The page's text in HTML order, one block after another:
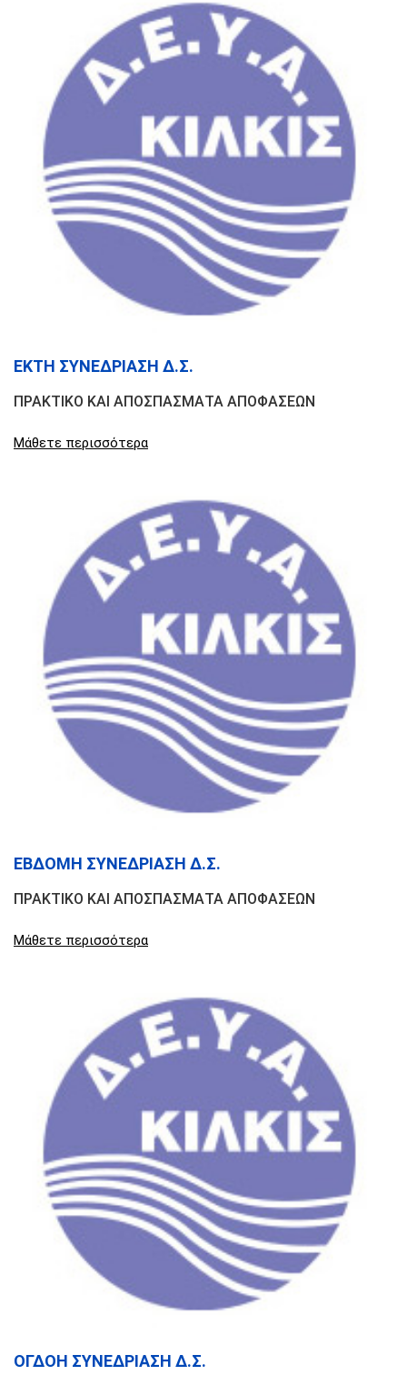
ΕΚΤΗ ΣΥΝΕΔΡΙΑΣΗ Δ.Σ.
ΠΡΑΚΤΙΚΟ ΚΑΙ ΑΠΟΣΠΑΣΜΑΤΑ ΑΠΟΦΑΣΕΩΝ
Μάθετε περισσότερα
ΕΒΔΟΜΗ ΣΥΝΕΔΡΙΑΣΗ Δ.Σ.
ΠΡΑΚΤΙΚΟ ΚΑΙ ΑΠΟΣΠΑΣΜΑΤΑ ΑΠΟΦΑΣΕΩΝ
Μάθετε περισσότερα
ΟΓΔΟΗ ΣΥΝΕΔΡΙΑΣΗ Δ.Σ.